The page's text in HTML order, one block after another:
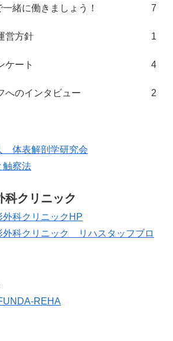
緒に働きましょう！ 7
営方針 1
ケート 4
へのインタビュー 2
体表解剖学研究会
触察法
科クリニック
外科クリニックHP
外科クリニック リハスタッフブロ
REHA